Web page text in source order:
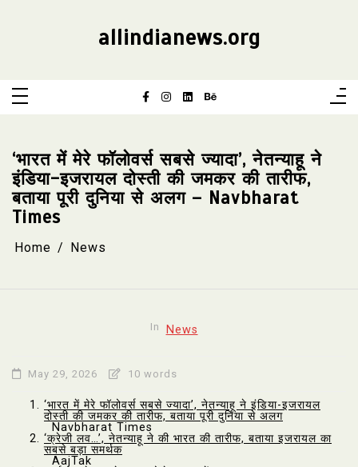
allindianews.org
‘भारत में मेरे फॉलोवर्स सबसे ज्यादा’, नेतन्याहू ने
इंडिया-इजरायल दोस्ती की जमकर की तारीफ,
बताया पूरी दुनिया से अलग – Navbharat
Times
Home News
In News
May 29, 2026 10 words
‘भारत में मेरे फॉलोवर्स सबसे ज्यादा’, नेतन्याहू ने इंडिया-इजरायल
दोस्ती की जमकर की तारीफ, बताया पूरी दुनिया से अलग
Navbharat Times
‘क्रेजी लव…’, नेतन्याहू ने की भारत की तारीफ, बताया इजरायल का
सबसे बड़ा समर्थक
AajTak